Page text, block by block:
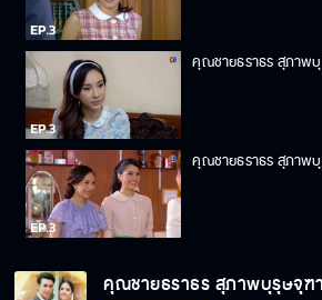
คุณชายธราธร สุภาพ
คุณชายธราธร สุภาพ
คุณชายธราธร สุภาพบุรุษจุฑ